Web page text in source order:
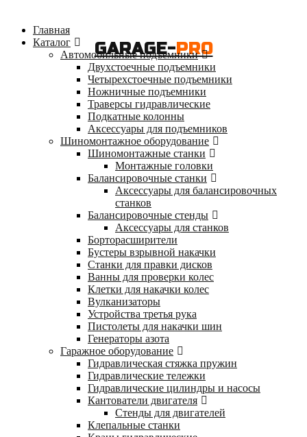
GARAGE-PRO
Главная
Каталог
Автомобильные подъемники
Двухстоечные подъемники
Четырехстоечные подъемники
Ножничные подъемники
Траверсы гидравлические
Подкатные колонны
Аксессуары для подъемников
Шиномонтажное оборудование
Шиномонтажные станки
Монтажные головки
Балансировочные станки
Аксессуары для балансировочных
станков
Балансировочные стенды
Аксессуары для станков
Борторасширители
Бустеры взрывной накачки
Станки для правки дисков
Ванны для проверки колес
Клетки для накачки колес
Вулканизаторы
Устройства третья рука
Пистолеты для накачки шин
Генераторы азота
Гаражное оборудование
Гидравлическая стяжка пружин
Гидравлические тележки
Гидравлические цилиндры и насосы
Кантователи двигателя
Стенды для двигателей
Клепальные станки